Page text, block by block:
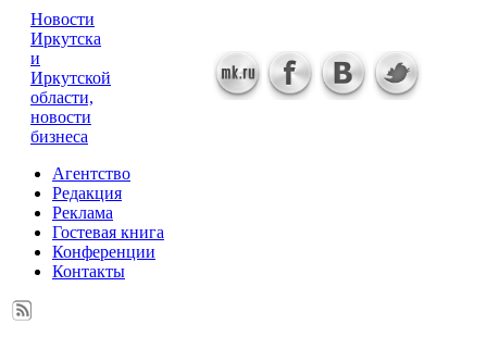
Новости
Иркутска
и
Иркутской
области,
новости
бизнеса
Агентство
Редакция
Реклама
Гостевая книга
Конференции
Контакты